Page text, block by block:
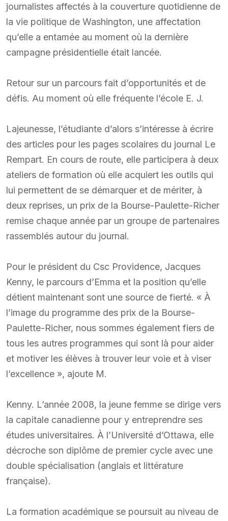
journalistes affectés à la couverture quotidienne de
la vie politique de Washington, une affectation
qu’elle a entamée au moment où la dernière
campagne présidentielle était lancée.
Retour sur un parcours fait d’opportunités et de
défis. Au moment où elle fréquente l’école E. J.
Lajeunesse, l’étudiante d’alors s’intéresse à écrire
des articles pour les pages scolaires du journal Le
Rempart. En cours de route, elle participera à deux
ateliers de formation où elle acquiert les outils qui
lui permettent de se démarquer et de mériter, à
deux reprises, un prix de la Bourse-Paulette-Richer
remise chaque année par un groupe de partenaires
rassemblés autour du journal.
Pour le président du Csc Providence, Jacques
Kenny, le parcours d’Emma et la position qu’elle
détient maintenant sont une source de fierté. « À
l’image du programme des prix de la Bourse-
Paulette-Richer, nous sommes également fiers de
tous les autres programmes qui sont là pour aider
et motiver les élèves à trouver leur voie et à viser
l’excellence », ajoute M.
Kenny. L’année 2008, la jeune femme se dirige vers
la capitale canadienne pour y entreprendre ses
études universitaires. À l’Université d’Ottawa, elle
décroche son diplôme de premier cycle avec une
double spécialisation (anglais et littérature
française).
La formation académique se poursuit au niveau de